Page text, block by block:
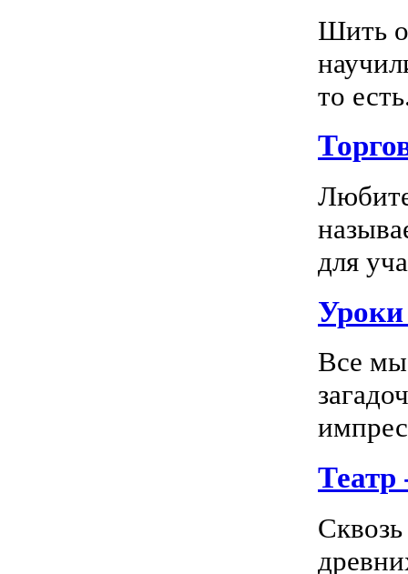
Шить
то
для
Уроки
Все